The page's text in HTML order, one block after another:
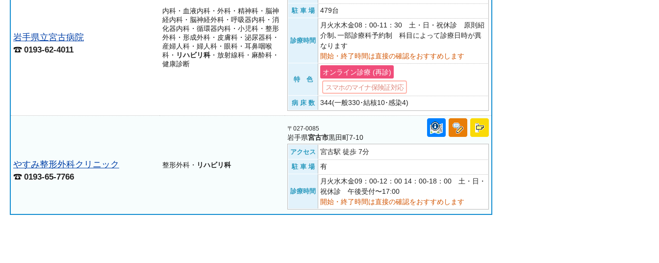
岩手県立宮古病院
0193-62-4011
内科・血液内科・外科・精神科・脳神
経内科・脳神経外科・呼吸器内科・消
化器内科・循環器内科・小児科・整形
外科・形成外科・皮膚科・泌尿器科・
産婦人科・婦人科・眼科・耳鼻咽喉
科・ リハビリ科・放射線科・麻酔科・
健康診断
駐 車 場 479台
診療時間
月火水木金08：00-11：30 土・日・祝休診 原則紹
介制､一部診療科予約制 科目によって診療日時が異
なります
開始・終了時間は直接の確認をおすすめします
特 色
オンライン診療 (再診)
スマホのマイナ保険証対応
病 床 数 344(一般330･結核10･感染4)
やすみ整形外科クリニック
0193-65-7766
整形外科・ リハビリ科
〒027-0085
岩手県宮古市黒田町7-10
アクセス 宮古駅 徒歩 7分
駐 車 場 有
診療時間
月火水木金09：00-12：00 14：00-18：00 土・日・
祝休診 午後受付〜17:00
開始・終了時間は直接の確認をおすすめします